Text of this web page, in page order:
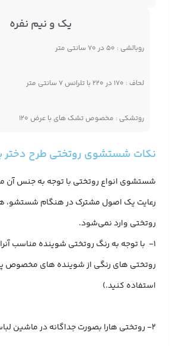
یک و نیم نفره
روبالشی : ۵۰ در ۷۰ سانتی متر
لحاف : ۱۷۰ در ۲۲۰ با تلرانس ۷ سانتی متر
روتشکی : مخصوص تشک های با عرض ۱۲۰
نکات شستشوی روتختی طرح دختر
شستشوی انواع روتختی با توجه به جنس آن
رعایت یک اصول مشترک در هنگام شستشو،
روتختی وارد نمی‌شود.
1- با توجه به رنگ روتختی شوینده مناسب
روتختی های رنگی از شوینده های مخصوص
استفاده کنید.)
2- روتختی هارا بصورت جداگانه در ماشین لباسشویی بیندازید.